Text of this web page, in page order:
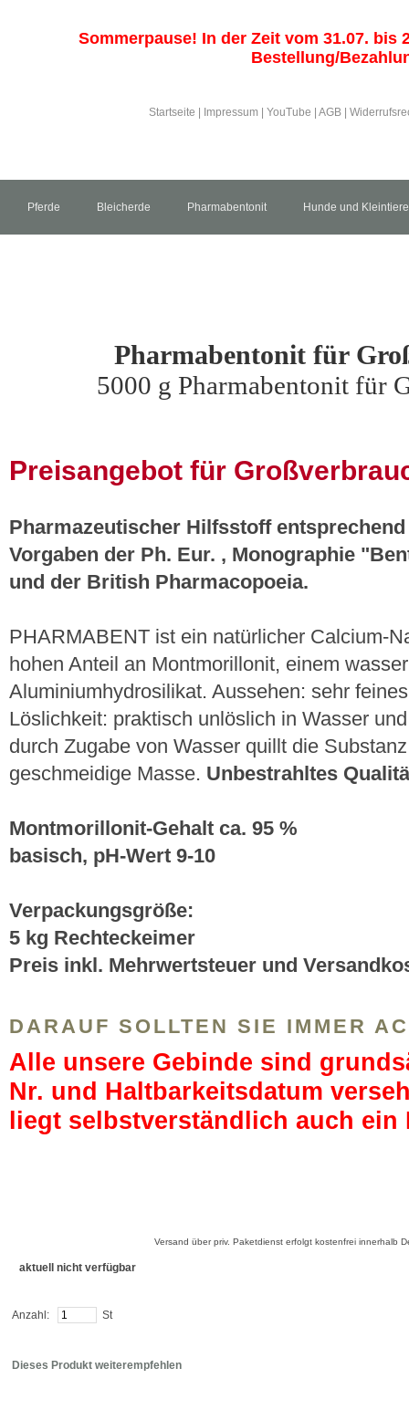
Sommerpause! In der Zeit vom 31.07. bis
Bestellung/
Startseite Impressum YouTube AGB
Pferde Bleicherde Pharmabentonit Hunde und Kleintiere
Pharmabentonit für
5000 g Pharmabentonit für
Preisangebot für
Pharmazeutischer Hilfsstoff entsprechend
Vorgaben der Ph. Eur. , Monographie
und der British Pharmacopoeia.
PHARMABENT ist ein natürlicher Calcium-
hohen Anteil an Montmorillonit, einem
Aluminiumhydrosilikat. Aussehen: sehr
Löslichkeit: praktisch unlöslich in Wasser
durch Zugabe von Wasser quillt die
geschmeidige Masse. Unbestrahltes
Montmorillonit-Gehalt ca. 95 %
basisch, pH-Wert 9-10
Verpackungsgröße:
5 kg Rechteckeimer
Preis inkl. Mehrwertsteuer und
DARAUF SOLLTEN SIE IMMER
Alle unsere Gebinde sind
Nr. und Haltbarkeitsdatum
liegt selbstverständlich auch ein
Versand über priv. Paketdienst erfolgt kostenfrei innerhalb
aktuell nicht verfügbar
Anzahl: St
Dieses Produkt weiterempfehlen